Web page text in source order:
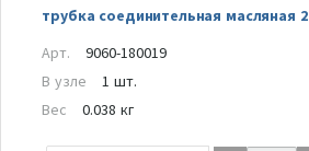
трубка соединительная масляная 2
Арт.
9060-180019
В узле
1 шт.
Вес
0.038 кг